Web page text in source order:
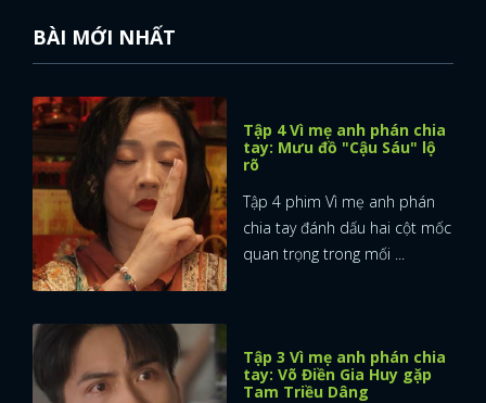
BÀI MỚI NHẤT
Tập 4 Vì mẹ anh phán chia
tay: Mưu đồ "Cậu Sáu" lộ
rõ
Tập 4 phim Vì mẹ anh phán
chia tay đánh dấu hai cột mốc
quan trọng trong mối ...
Tập 3 Vì mẹ anh phán chia
tay: Võ Điền Gia Huy gặp
Tam Triều Dâng